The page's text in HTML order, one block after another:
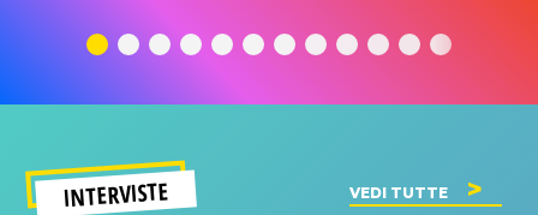
significato
del singolo
INTERVISTE VEDI TUTTE